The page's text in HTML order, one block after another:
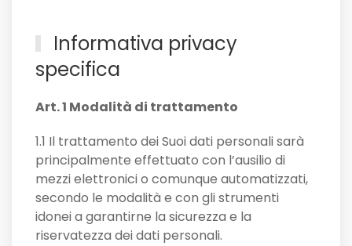
Informativa privacy
specifica
Art. 1 Modalità di trattamento
1.1 Il trattamento dei Suoi dati personali sarà
principalmente effettuato con l’ausilio di
mezzi elettronici o comunque automatizzati,
secondo le modalità e con gli strumenti
idonei a garantirne la sicurezza e la
riservatezza dei dati personali.